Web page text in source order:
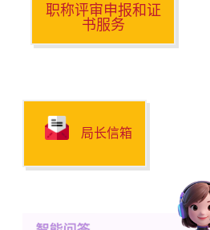
职称评审申报和证
书服务
局长信箱